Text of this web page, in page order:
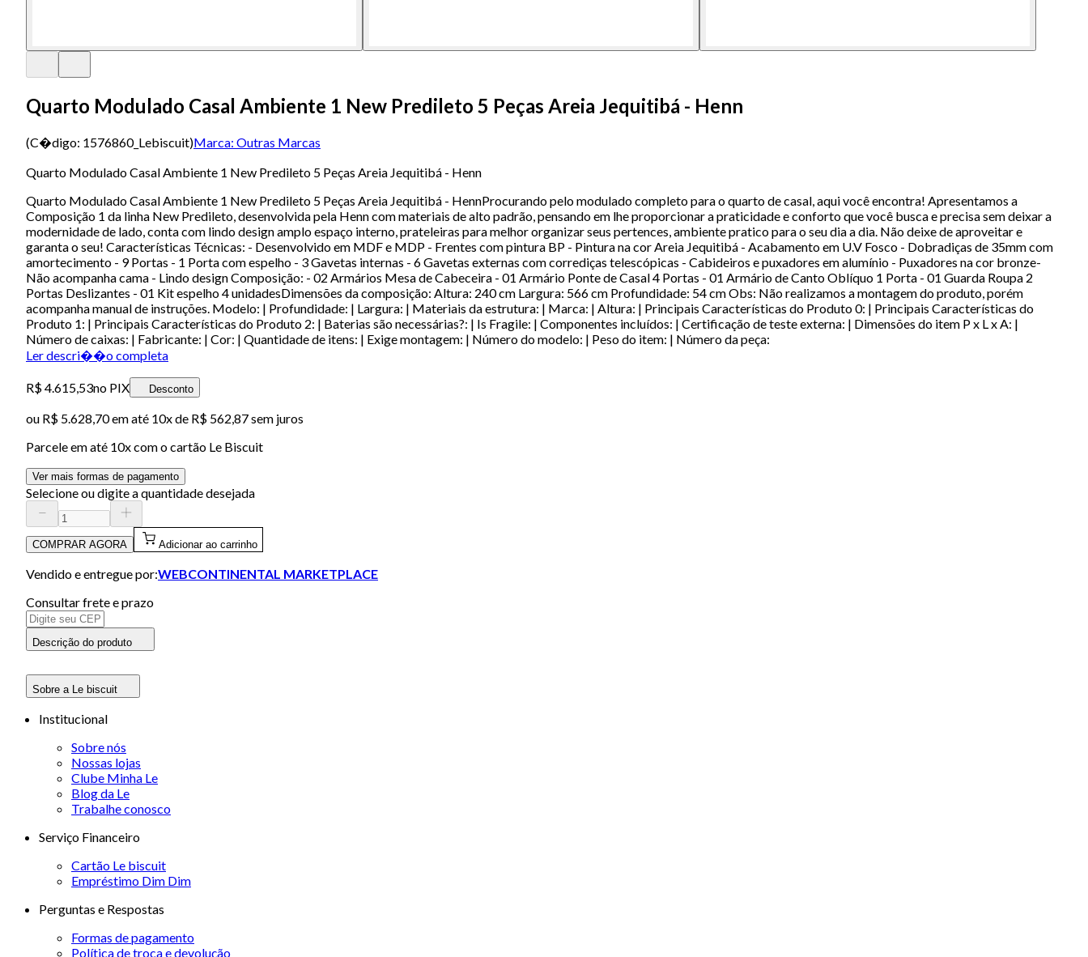
Quarto Modulado Casal Ambiente 1 New Predileto 5 Peças Areia Jequitibá - Henn
(C�digo: 1576860_Lebiscuit)Marca: Outras Marcas
Quarto Modulado Casal Ambiente 1 New Predileto 5 Peças Areia Jequitibá - Henn
Quarto Modulado Casal Ambiente 1 New Predileto 5 Peças Areia Jequitibá - HennProcurando pelo modulado completo para o quarto de casal, aqui você encontra! Apresentamos a
Composição 1 da linha New Predileto, desenvolvida pela Henn com materiais de alto padrão, pensando em lhe proporcionar a praticidade e conforto que você busca e precisa sem deixar a
modernidade de lado, conta com lindo design amplo espaço interno, prateleiras para melhor organizar seus pertences, ambiente pratico para o seu dia a dia. Não deixe de aproveitar e
garanta o seu! Características Técnicas: - Desenvolvido em MDF e MDP - Frentes com pintura BP - Pintura na cor Areia Jequitibá - Acabamento em U.V Fosco - Dobradiças de 35mm com
amortecimento - 9 Portas - 1 Porta com espelho - 3 Gavetas internas - 6 Gavetas externas com corrediças telescópicas - Cabideiros e puxadores em alumínio - Puxadores na cor bronze-
Não acompanha cama - Lindo design Composição: - 02 Armários Mesa de Cabeceira - 01 Armário Ponte de Casal 4 Portas - 01 Armário de Canto Oblíquo 1 Porta - 01 Guarda Roupa 2
Portas Deslizantes - 01 Kit espelho 4 unidadesDimensões da composição: Altura: 240 cm Largura: 566 cm Profundidade: 54 cm Obs: Não realizamos a montagem do produto, porém
acompanha manual de instruções. Modelo: | Profundidade: | Largura: | Materiais da estrutura: | Marca: | Altura: | Principais Características do Produto 0: | Principais Características do
Produto 1: | Principais Características do Produto 2: | Baterias são necessárias?: | Is Fragile: | Componentes incluídos: | Certificação de teste externa: | Dimensões do item P x L x A: |
Número de caixas: | Fabricante: | Cor: | Quantidade de itens: | Exige montagem: | Número do modelo: | Peso do item: | Número da peça:
Ler descri��o completa
R$ 4.615,53no PIX Desconto
ou R$ 5.628,70em até 10x de R$ 562,87 sem juros
Parcele em até 10x com o cartão Le Biscuit
Ver mais formas de pagamento
Selecione ou digite a quantidade desejada
COMPRAR AGORA Adicionar ao carrinho
Vendido e entregue por:WEBCONTINENTAL MARKETPLACE
Consultar frete e prazo
Descrição do produto
Sobre a Le biscuit
Institucional
Sobre nós
Nossas lojas
Clube Minha Le
Blog da Le
Trabalhe conosco
Serviço Financeiro
Cartão Le biscuit
Empréstimo Dim Dim
Perguntas e Respostas
Formas de pagamento
Política de troca e devolução